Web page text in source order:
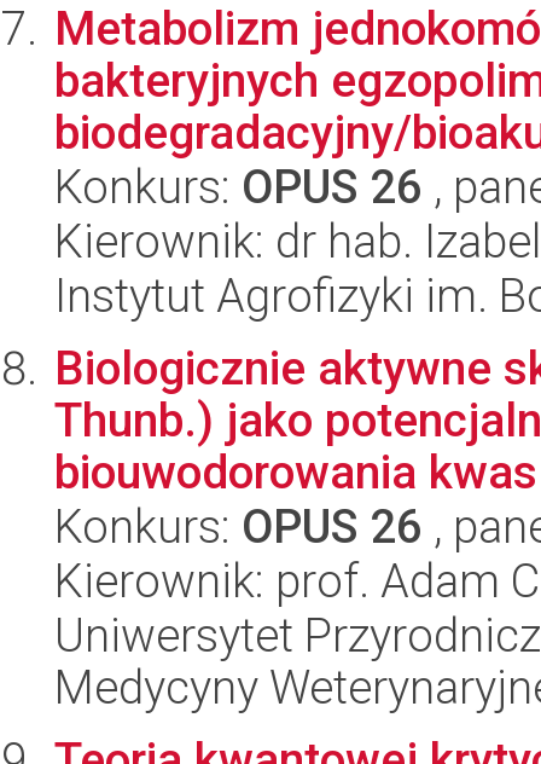
Metabolizm
bakteryjnych
biodegradacyjny/
Konkurs: OPUS 26 ,
Kierownik: dr hab.
Instytut Agrofizyki im.
Biologicznie aktywne
Thunb.) jako
biouwodorowania
Konkurs: OPUS 26 ,
Kierownik: prof. Adam
Uniwersytet
Medycyny